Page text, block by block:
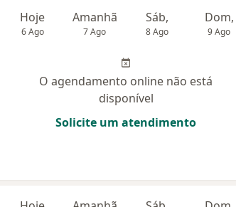
Hoje
6 Ago
Amanhã
7 Ago
Sáb,
8 Ago
Dom,
9 Ago
O agendamento online não está
disponível
Solicite um atendimento